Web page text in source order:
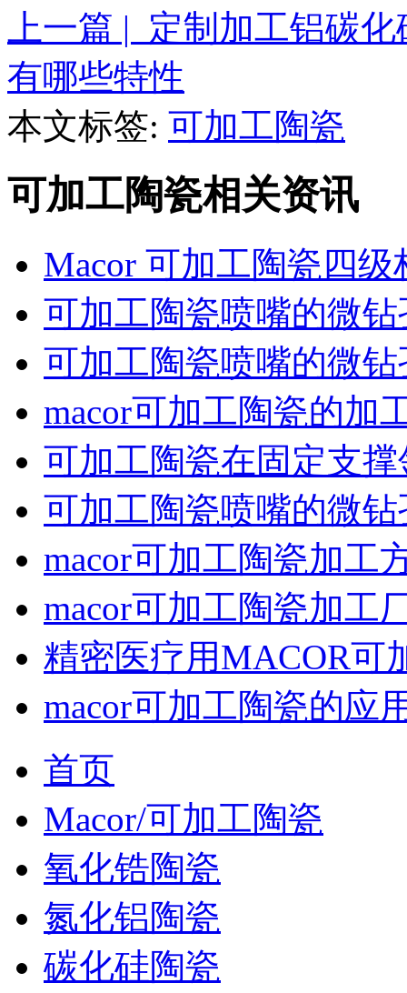
上一篇 | 定制加工铝碳
有哪些特性
本文标签: 可加工陶瓷
可加工陶瓷相关资讯
Macor 可加工陶瓷四
可加工陶瓷喷嘴的微
可加工陶瓷喷嘴的微
macor可加工陶瓷的加
可加工陶瓷在固定支
可加工陶瓷喷嘴的微
macor可加工陶瓷加工
macor可加工陶瓷加工
精密医疗用MACOR可
macor可加工陶瓷的应
首页
Macor/可加工陶瓷
氧化锆陶瓷
氮化铝陶瓷
碳化硅陶瓷